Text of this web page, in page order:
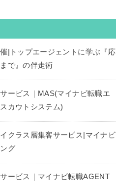
|トップエージェントに学ぶ『応
で』の伴走術
ービス｜MAS(マイナビ転職エ
カウトシステム)
クラス層集客サービス|マイナビ
グ
ービス｜マイナビ転職AGENT